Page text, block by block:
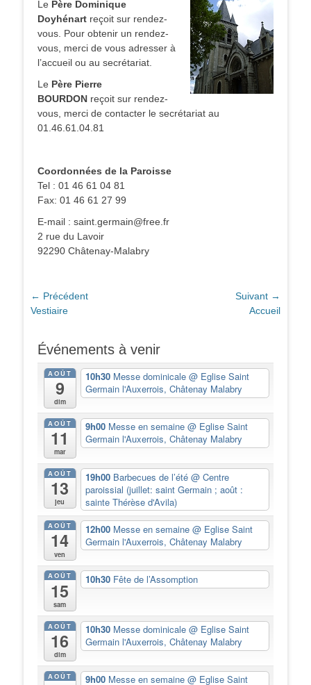
Le Père Dominique
Doyhénart reçoit sur rendez-
vous. Pour obtenir un rendez-
vous, merci de vous adresser à
l’accueil ou au secrétariat.
Le Père Pierre
BOURDON reçoit sur rendez-
vous, merci de contacter le secrétariat au
01.46.61.04.81
Coordonnées de la Paroisse
Tel : 01 46 61 04 81
Fax: 01 46 61 27 99
E-mail : saint.germain@free.fr
2 rue du Lavoir
92290 Châtenay-Malabry
Navigation
de
← Précédent
Article
Vestiaire
Suivant →
Accueil
Événements à venir
AOÛT
9
dim
10h30 Messe dominicale @ Eglise Saint
Germain l'Auxerrois, Châtenay Malabry
AOÛT
11
mar
9h00 Messe en semaine @ Eglise Saint
Germain l'Auxerrois, Châtenay Malabry
AOÛT
13
jeu
19h00 Barbecues de l’été @ Centre
paroissial (juillet: saint Germain ; août :
sainte Thérèse d'Avila)
AOÛT
14
ven
12h00 Messe en semaine @ Eglise Saint
Germain l'Auxerrois, Châtenay Malabry
AOÛT
15
sam
10h30 Fête de l’Assomption
AOÛT
16
dim
10h30 Messe dominicale @ Eglise Saint
Germain l'Auxerrois, Châtenay Malabry
AOÛT 9h00 Messe en semaine @ Eglise Saint